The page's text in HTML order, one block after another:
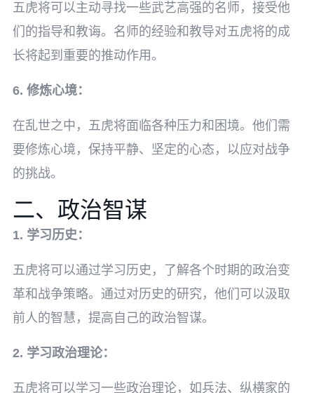
五虎将可以主动寻找一些武艺高强的名师，接受他
们的指导和教诲。名师的经验和教导对五虎将的成
长将起到重要的推动作用。
6. 修炼心境：
在乱世之中，五虎将面临各种压力和困境。他们需
要修炼心境，保持平静、坚定的心态，以应对战争
的挑战。
二、政治智谋
1. 学习历史：
五虎将可以通过学习历史，了解各个时期的政治变
革和战争策略。通过对历史的研究，他们可以汲取
前人的智慧，提高自己的政治智谋。
2. 学习政治理论：
五虎将可以学习一些政治理论，如兵法、纵横家的